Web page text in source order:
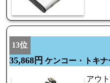
13位
35,868円 ケンコー・トキ
アウ